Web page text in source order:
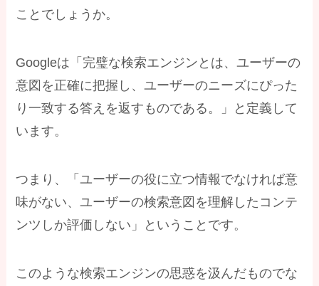
ことでしょうか。
Googleは「完璧な検索エンジンとは、ユーザーの
意図を正確に把握し、ユーザーのニーズにぴった
り一致する答えを返すものである。」と定義して
います。
つまり、「ユーザーの役に立つ情報でなければ意
味がない、ユーザーの検索意図を理解したコンテ
ンツしか評価しない」ということです。
このような検索エンジンの思惑を汲んだものでな